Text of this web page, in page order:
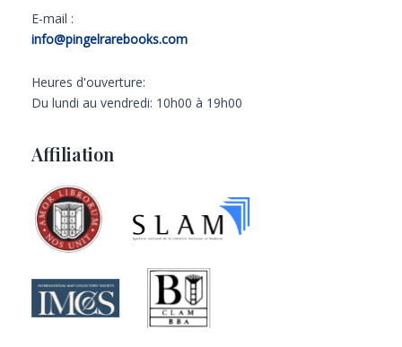
E-mail :
info@pingelrarebooks.com
Heures d'ouverture:
Du lundi au vendredi: 10h00 à 19h00
Affiliation